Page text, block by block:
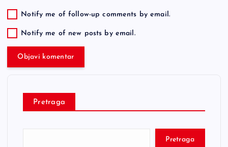
Notify me of follow-up comments by email.
Notify me of new posts by email.
Pretraga
Pretraga